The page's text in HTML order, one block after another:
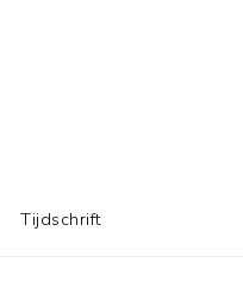
Tijdschrift